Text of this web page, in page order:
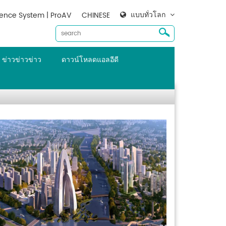
แบบทั่วโลก
CHINESE
System | ProAV
ข่าวข่าวข่าว ดาวน์โหลดแอลอีดี